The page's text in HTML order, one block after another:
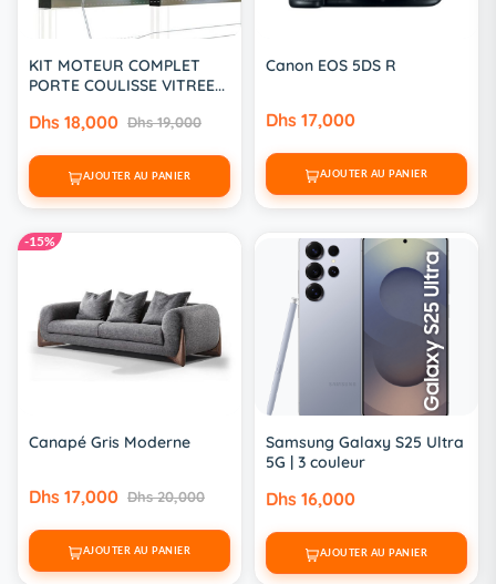
KIT MOTEUR COMPLET
PORTE COULISSE VITREE...
Dhs 18,000 Dhs 19,000
AJOUTER AU PANIER
Canon EOS 5DS R
Dhs 17,000
AJOUTER AU PANIER
-15%
Canapé Gris Moderne
Dhs 17,000 Dhs 20,000
AJOUTER AU PANIER
Samsung Galaxy S25 Ultra
5G | 3 couleur
Dhs 16,000
AJOUTER AU PANIER